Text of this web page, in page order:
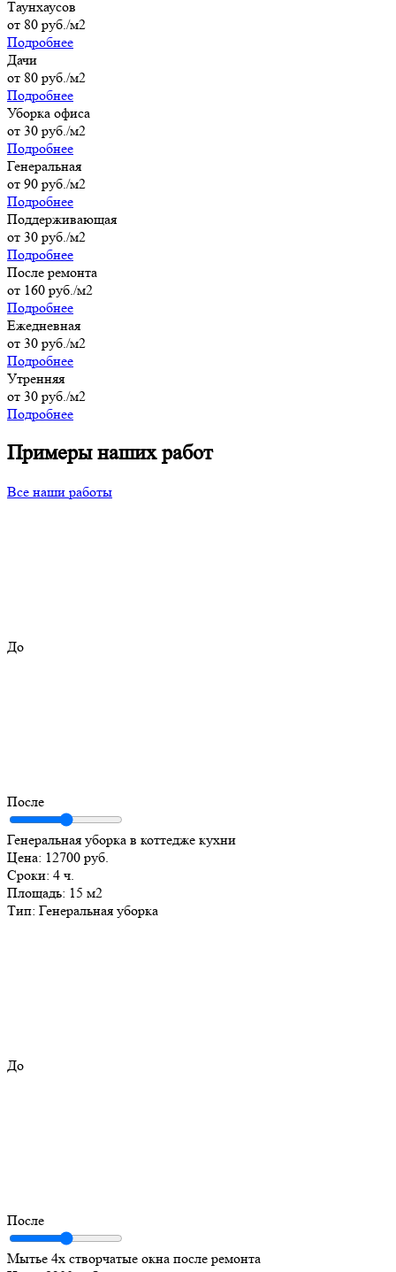
Таунхаусов
от 80 руб./м2
Подробнее
Дачи
от 80 руб./м2
Подробнее
Уборка офиса
от 30 руб./м2
Подробнее
Генеральная
от 90 руб./м2
Подробнее
Поддерживающая
от 30 руб./м2
Подробнее
После ремонта
от 160 руб./м2
Подробнее
Ежедневная
от 30 руб./м2
Подробнее
Утренняя
от 30 руб./м2
Подробнее
Примеры наших работ
Все наши работы
До
После
Генеральная уборка в коттедже кухни
Цена: 12700 руб.
Сроки: 4 ч.
Площадь: 15 м2
Тип: Генеральная уборка
До
После
Мытье 4х створчатые окна после ремонта